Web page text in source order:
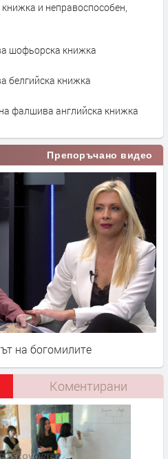
и неправоспособен,
шофьорска книжка
книжка
фалшива английска книжка
Препоръчано видео
на богомилите
Коментирани